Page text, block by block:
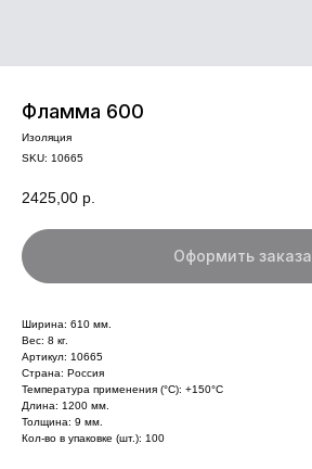
Фламма 600
Изоляция
SKU: 10665
2425,00 р.
Оформить заказа
Ширина: 610 мм.
Вес: 8 кг.
Артикул: 10665
Страна: Россия
Температура применения (°С): +150°С
Длина: 1200 мм.
Толщина: 9 мм.
Кол-во в упаковке (шт.): 100